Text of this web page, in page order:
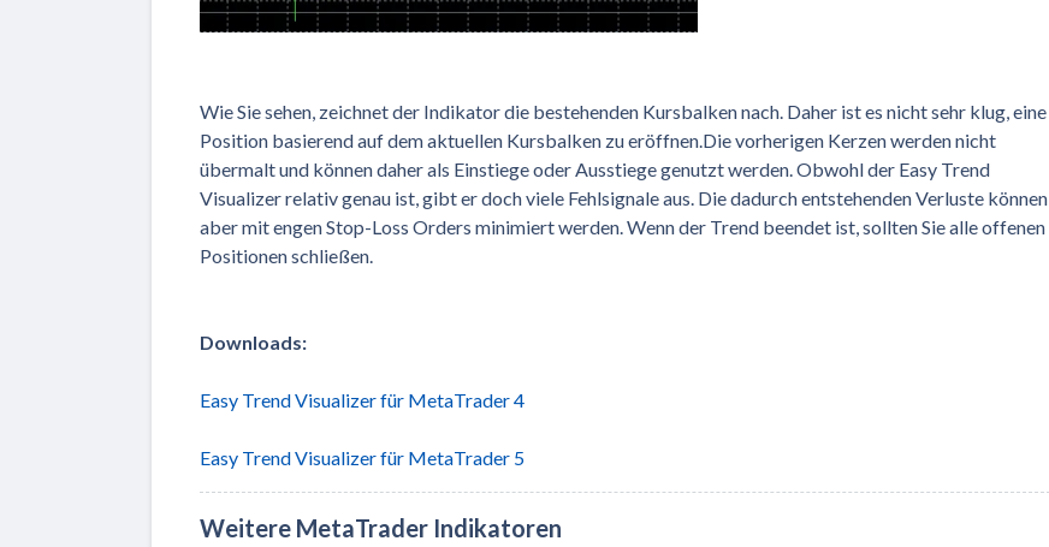
Wie Sie sehen, zeichnet der Indikator die bestehenden Kursbalken nach. Daher ist es nicht sehr klug, eine
Position basierend auf dem aktuellen Kursbalken zu eröffnen.Die vorherigen Kerzen werden nicht
übermalt und können daher als Einstiege oder Ausstiege genutzt werden. Obwohl der Easy Trend
Visualizer relativ genau ist, gibt er doch viele Fehlsignale aus. Die dadurch entstehenden Verluste können
aber mit engen Stop-Loss Orders minimiert werden. Wenn der Trend beendet ist, sollten Sie alle offenen
Positionen schließen.
Downloads:
Easy Trend Visualizer für MetaTrader 4
Easy Trend Visualizer für MetaTrader 5
Weitere MetaTrader Indikatoren